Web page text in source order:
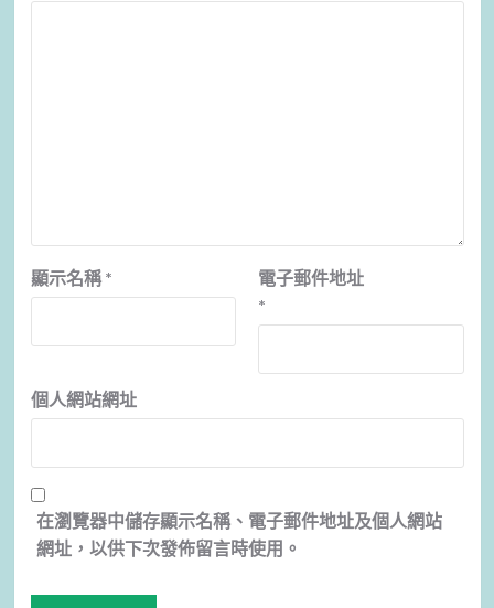
顯示名稱 *
電子郵件地址
*
個人網站網址
在瀏覽器中儲存顯示名稱、電子郵件地址及個人網站
網址，以供下次發佈留言時使用。